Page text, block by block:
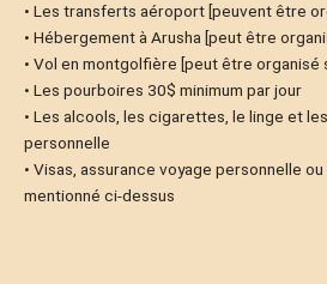
• Les transferts aéroport [peuvent être
• Hébergement à Arusha [peut être
• Vol en montgolfière [peut être organisé
• Les pourboires 30$ minimum par jour
• Les alcools, les cigarettes, le linge et
personnelle
• Visas, assurance voyage personnelle
mentionné ci-dessus